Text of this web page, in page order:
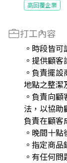
高回覆企業
打工內容
。時段皆
。提供顧
。負責擺
地點之整潔
。負責向
法，以協助
負責在顧客
。晚間十
。指定商
。有任何